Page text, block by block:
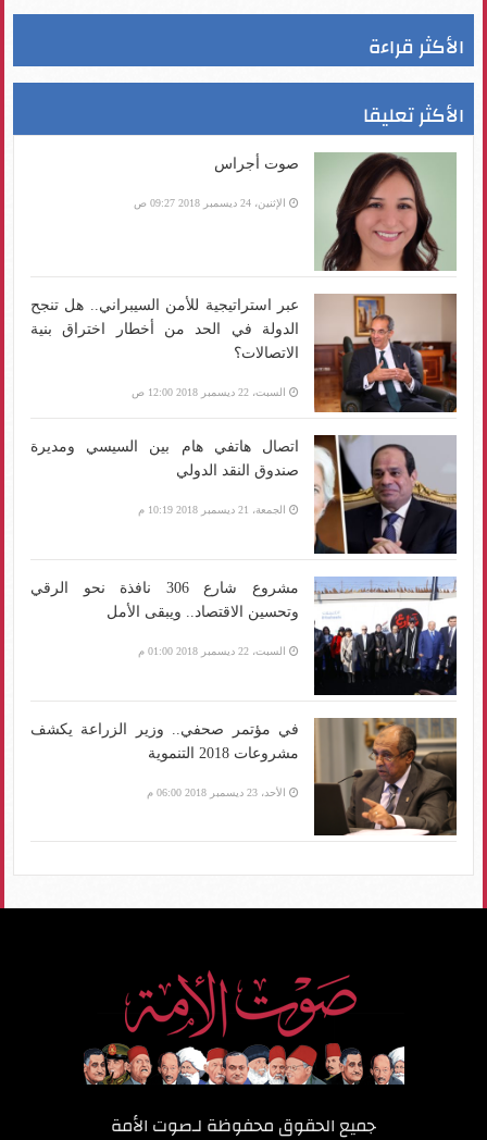
الأكثر قراءة
الأكثر تعليقا
صوت أجراس
الإثنين، 24 ديسمبر 2018 09:27 ص
عبر استراتيجية للأمن السيبراني.. هل تنجح
الدولة في الحد من أخطار اختراق بنية
الاتصالات؟
السبت، 22 ديسمبر 2018 12:00 ص
اتصال هاتفي هام بين السيسي ومديرة
صندوق النقد الدولي
الجمعة، 21 ديسمبر 2018 10:19 م
مشروع شارع 306 نافذة نحو الرقي
وتحسين الاقتصاد.. ويبقى الأمل
السبت، 22 ديسمبر 2018 01:00 م
في مؤتمر صحفي.. وزير الزراعة يكشف
مشروعات 2018 التنموية
الأحد، 23 ديسمبر 2018 06:00 م
جميع الحقوق محفوظة لـصوت الأمة